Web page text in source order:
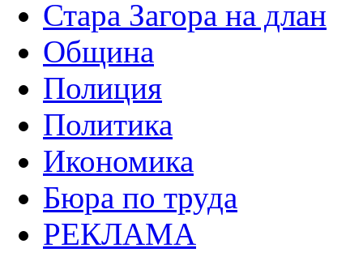
Стара Загора на длан
Община
Полиция
Политика
Икономика
Бюра по труда
РЕКЛАМА